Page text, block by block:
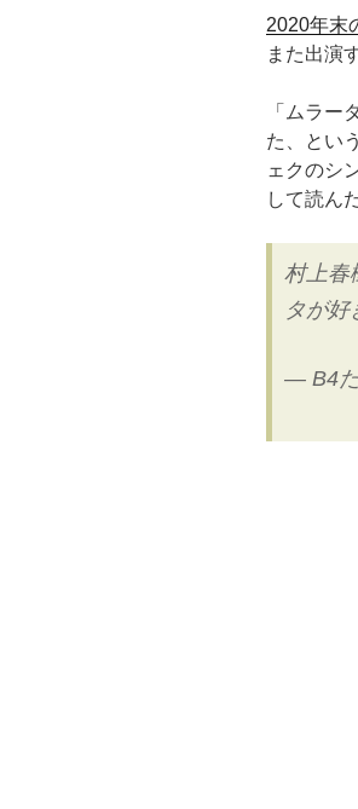
2020年末
また出演
「ムラー
た、とい
ェクのシ
して読ん
村上春
タが好
— B4